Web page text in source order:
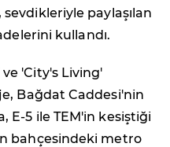
paylaşılan
kullandı.
'City's Living'
Bağdat Caddesi'nin
E-5 ile TEM'in kesiştiği
bahçesindeki metro